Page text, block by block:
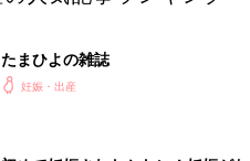
妊娠中に読みたい！3冊の「たまひ